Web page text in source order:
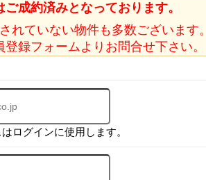
成約済みとなっております。
れていない物件も多数ございます。
録フォームよりお問合せ下さい。
ログインに使用します。